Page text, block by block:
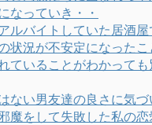
なっていき・・
ルバイトしていた居酒
状況が不安定になった
ていることがわかって
ない男友達の良さに気づ
魔をして失敗した私の恋